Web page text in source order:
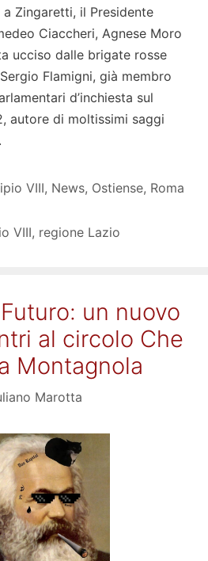
Zingaretti, il Presidente
Ciaccheri, Agnese Moro
ucciso dalle brigate rosse
Flamigni, già membro
d’inchiesta sul
autore di moltissimi saggi
VIII, News, Ostiense, Roma
VIII, regione Lazio
un nuovo
al circolo Che
Montagnola
Marotta